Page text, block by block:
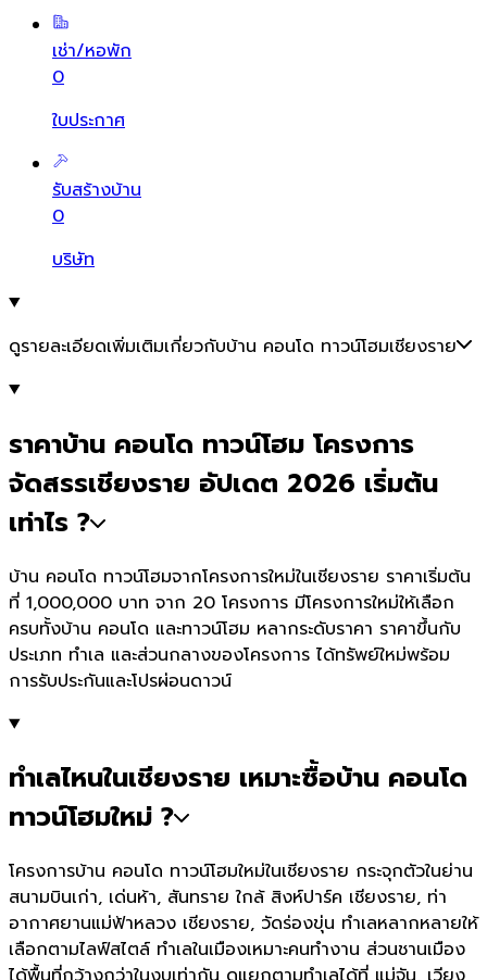
เช่า/หอพัก
0
ใบประกาศ
รับสร้างบ้าน
0
บริษัท
ดูรายละเอียดเพิ่มเติมเกี่ยวกับบ้าน คอนโด ทาวน์โฮมเชียงราย
ราคาบ้าน คอนโด ทาวน์โฮม โครงการ
จัดสรรเชียงราย อัปเดต 2026 เริ่มต้น
เท่าไร ?
บ้าน คอนโด ทาวน์โฮมจากโครงการใหม่ในเชียงราย ราคาเริ่มต้น
ที่ 1,000,000 บาท จาก 20 โครงการ มีโครงการใหม่ให้เลือก
ครบทั้งบ้าน คอนโด และทาวน์โฮม หลากระดับราคา ราคาขึ้นกับ
ประเภท ทำเล และส่วนกลางของโครงการ ได้ทรัพย์ใหม่พร้อม
การรับประกันและโปรผ่อนดาวน์
ทำเลไหนในเชียงราย เหมาะซื้อบ้าน คอนโด
ทาวน์โฮมใหม่ ?
โครงการบ้าน คอนโด ทาวน์โฮมใหม่ในเชียงราย กระจุกตัวในย่าน
สนามบินเก่า, เด่นห้า, สันทราย ใกล้ สิงห์ปาร์ค เชียงราย, ท่า
อากาศยานแม่ฟ้าหลวง เชียงราย, วัดร่องขุ่น ทำเลหลากหลายให้
เลือกตามไลฟ์สไตล์ ทำเลในเมืองเหมาะคนทำงาน ส่วนชานเมือง